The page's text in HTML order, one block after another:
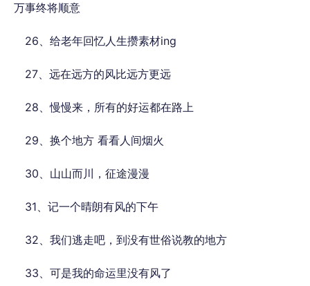
万事终将顺意
26、给老年回忆人生攒素材ing
27、远在远方的风比远方更远
28、慢慢来，所有的好运都在路上
29、换个地方 看看人间烟火
30、山山而川，征途漫漫
31、记一个晴朗有风的下午
32、我们逃走吧，到没有世俗说教的地方
33、可是我的命运里没有风了